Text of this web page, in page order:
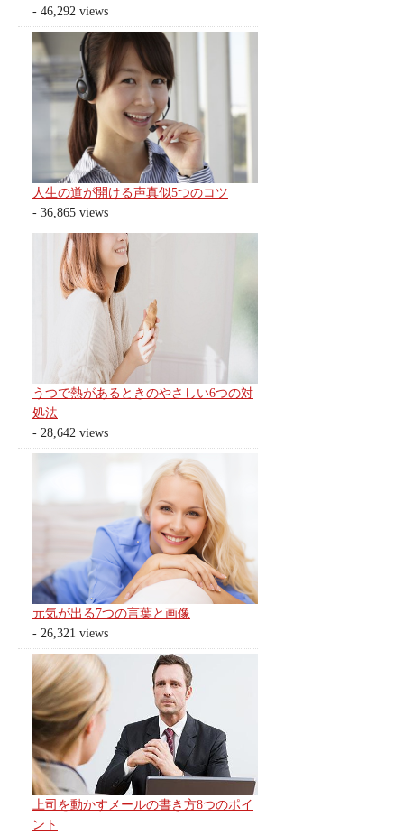
- 46,292 views
人生の道が開ける声真似5つのコツ
- 36,865 views
うつで熱があるときのやさしい6つの対
処法
- 28,642 views
元気が出る7つの言葉と画像
- 26,321 views
上司を動かすメールの書き方8つのポイ
ント